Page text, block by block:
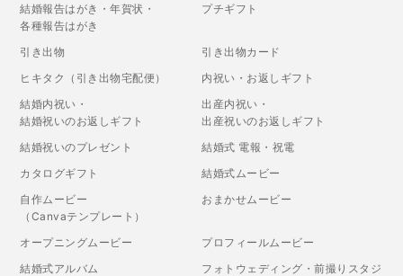
結婚報告はがき・年賀状・
各種報告はがき
プチギフト
引き出物
引き出物カード
ヒキタク（引き出物宅配便）
内祝い・お返しギフト
結婚内祝い・
結婚祝いのお返しギフト
出産内祝い・
出産祝いのお返しギフト
結婚祝いのプレゼント
結婚式 電報・祝電
カタログギフト
結婚式ムービー
自作ムービー
（Canvaテンプレート）
おまかせムービー
オープニングムービー
プロフィールムービー
結婚式アルバム
フォトウェディング・前撮りスタジ